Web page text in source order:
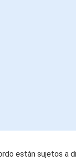
están sujetos a